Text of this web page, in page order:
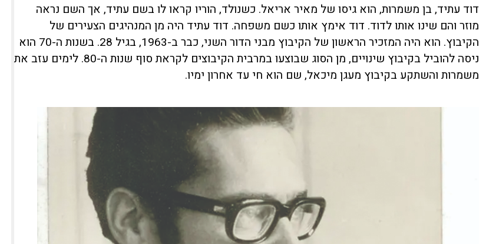
דוד עתיד, בן משמרות, הוא גיסו של מאיר אריאל. כשנולד, הוריו קראו לו בשם עתיד, אך השם נראה
מוזר והם שינו אותו לדוד. דוד אימץ אותו כשם משפחה. דוד עתיד היה מן המנהיגים הצעירים של
הקיבוץ. הוא היה המזכיר הראשון של הקיבוץ מבני הדור השני, כבר ב-1963, בגיל 28. בשנות ה-70 הוא
ניסה להוביל בקיבוץ שינויים, מן הסוג שבוצעו במרבית הקיבוצים לקראת סוף שנות ה-80. לימים עזב את
משמרות והשתקע בקיבוץ מעגן מיכאל, שם הוא חי עד אחרון ימיו.